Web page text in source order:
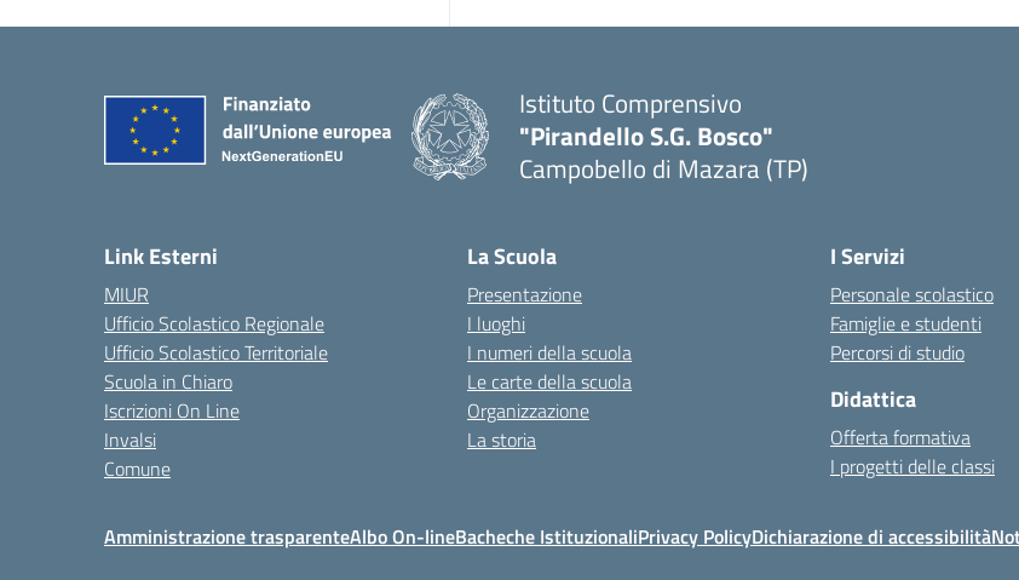
Istituto Comprensivo
"Pirandello S.G. Bosco"
Campobello di Mazara (TP)
Link Esterni
MIUR
Ufficio Scolastico Regionale
Ufficio Scolastico Territoriale
Scuola in Chiaro
Iscrizioni On Line
Invalsi
Comune
La Scuola
Presentazione
I luoghi
I numeri della scuola
Le carte della scuola
Organizzazione
La storia
I Servizi
Personale scolastico
Famiglie e studenti
Percorsi di studio
Didattica
Offerta formativa
I progetti delle classi
Amministrazione trasparenteAlbo On-lineBacheche IstituzionaliPrivacy PolicyDichiarazione di accessibilità